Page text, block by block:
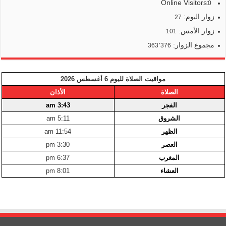
Online Visitors:
0
زوار اليوم: 27
زوار الأمس: 101
مجموع الزوار: 363٬376
مواقيت الصلاة لليوم 6 أغسطس 2026
الصلاة
الأذان
الفجر
3:43 am
الشروق
5:11 am
الظهر
11:54 am
العصر
3:30 pm
المغرب
6:37 pm
العشاء
8:01 pm